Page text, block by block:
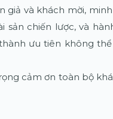
giả và khách mời,
sản chiến lược, và
ưu tiên không
cảm ơn toàn bộ